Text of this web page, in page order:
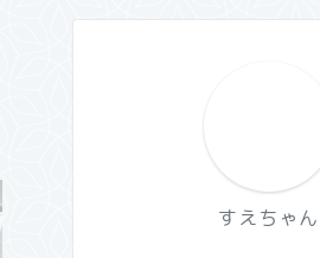
すえちゃん